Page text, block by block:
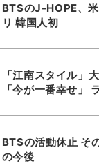
BTSのJ-HOPE、
リ 韓国人初
「江南スタイル」
「今が一番幸せ」
BTSの活動休止 そ
の今後